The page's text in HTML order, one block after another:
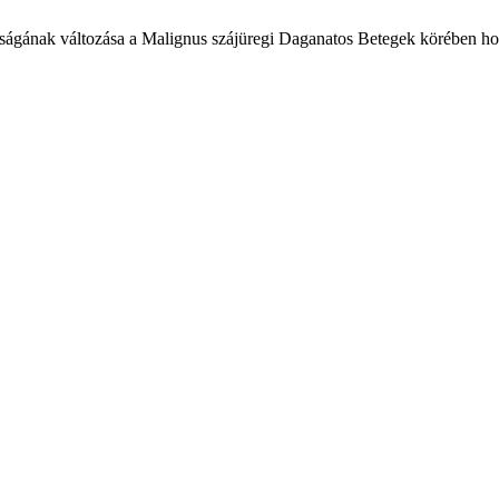
változása a Malignus szájüregi Daganatos Betegek körében